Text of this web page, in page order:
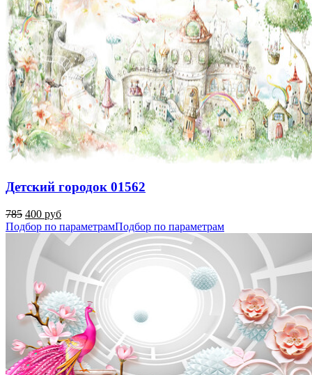
Детский городок 01562
785 400 руб
Подбор по параметрамПодбор по параметрам